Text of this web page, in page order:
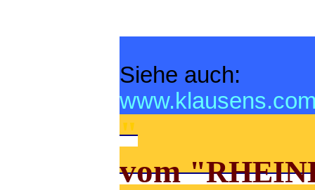
Siehe auch:
"
vom